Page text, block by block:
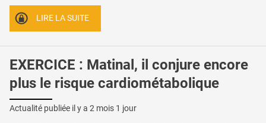
LIRE LA SUITE
EXERCICE : Matinal, il conjure encore
plus le risque cardiométabolique
Actualité publiée il y a 2 mois 1 jour